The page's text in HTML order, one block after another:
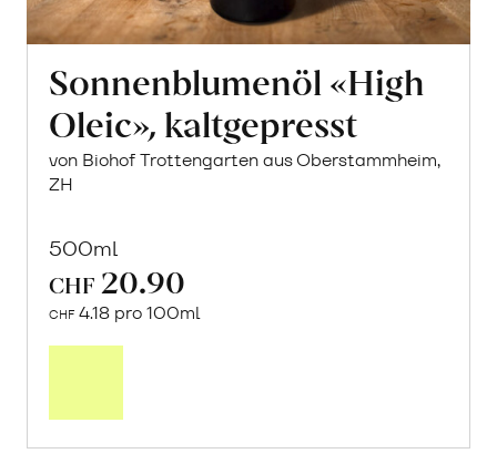
Sonnenblumenöl «High
Oleic», kaltgepresst
von Biohof Trottengarten aus Oberstammheim,
ZH
500ml
CHF 20.90
CHF 4.18 pro 100ml